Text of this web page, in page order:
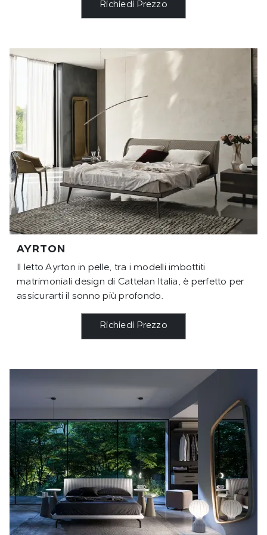
Richiedi Prezzo
AYRTON
Il letto Ayrton in pelle, tra i modelli imbottiti
matrimoniali design di Cattelan Italia, è perfetto per
assicurarti il sonno più profondo.
Richiedi Prezzo